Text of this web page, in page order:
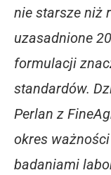
nie starsze niż
uzasadnione
formulacji
standardów.
Perlan z
okres
badaniami